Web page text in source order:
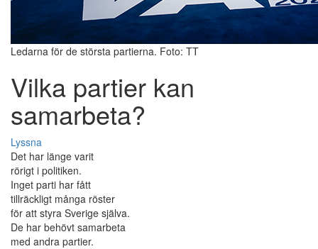
Ledarna för de största partierna. Foto: TT
Vilka partier kan
samarbeta?
Lyssna
Det har länge varit
rörigt i politiken.
Inget parti har fått
tillräckligt många röster
för att styra Sverige själva.
De har behövt samarbeta
med andra partier.